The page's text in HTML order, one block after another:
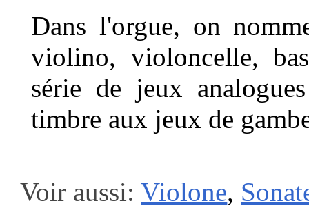
Dans l'orgue, on
violino, violoncelle,
série de jeux
timbre aux jeux de
Voir aussi: Violone,